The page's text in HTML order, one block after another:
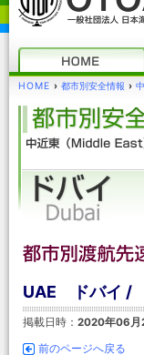
HOME › 都市別安全情報 ›
UAE ドバイ /
掲載日時： 2020年06月
前のページへ戻る